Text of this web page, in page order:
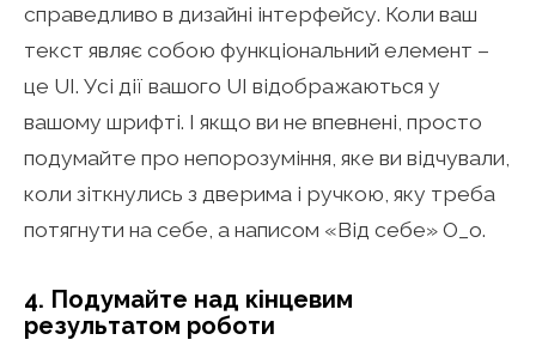
справедливо в дизайні інтерфейсу. Коли ваш
текст являє собою функціональний елемент –
це UI. Усі дії вашого UI відображаються у
вашому шрифті. І якщо ви не впевнені, просто
подумайте про непорозуміння, яке ви відчували,
коли зіткнулись з дверима і ручкою, яку треба
потягнути на себе, а написом «Від себе» О_о.
4. Подумайте над кінцевим
результатом роботи